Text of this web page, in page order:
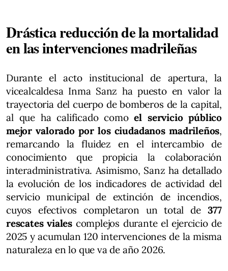
Drástica reducción de la mortalidad
en las intervenciones madrileñas
Durante el acto institucional de apertura, la
vicealcaldesa Inma Sanz ha puesto en valor la
trayectoria del cuerpo de bomberos de la capital,
al que ha calificado comoel servicio público
mejor valorado por los ciudadanos madrileños,
remarcando la fluidez en el intercambio de
conocimiento que propicia la colaboración
interadministrativa. Asimismo, Sanz ha detallado
la evolución de los indicadores de actividad del
servicio municipal de extinción de incendios,
cuyos efectivos completaron un total de 377
rescates viales complejos durante el ejercicio de
2025 y acumulan 120 intervenciones de la misma
naturaleza en lo que va de año 2026.